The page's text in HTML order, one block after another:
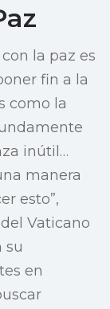
la paz es
fin a la
como la
inútil…
manera
esto”,
Vaticano
su
en